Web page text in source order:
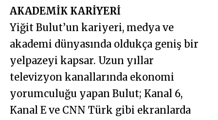
AKADEMİK KARİYERİ
Yiğit Bulut’un kariyeri, medya ve
akademi dünyasında oldukça geniş bir
yelpazeyi kapsar. Uzun yıllar
televizyon kanallarında ekonomi
yorumculuğu yapan Bulut; Kanal 6,
Kanal E ve CNN Türk gibi ekranlarda